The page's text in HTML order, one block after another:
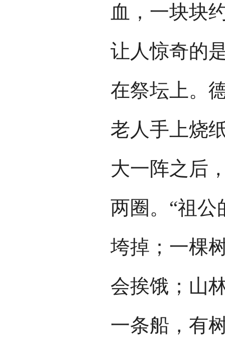
血，一块块
让人惊奇的
在祭坛上。
老人手上烧
大一阵之后
两圈。“祖
垮掉；一棵
会挨饿；山
一条船，有